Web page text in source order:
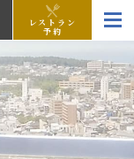
レストラン
予約